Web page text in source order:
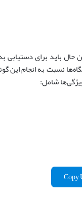
باید برای دستیابی
نسبت به انجام این
شامل:
Copy